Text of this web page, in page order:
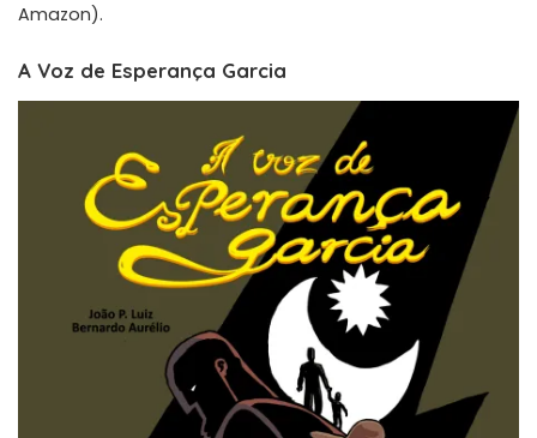
Amazon).
A Voz de Esperança Garcia